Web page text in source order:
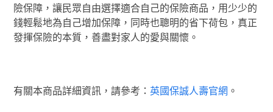
險保障，讓民眾自由選擇適合自己的保險商品，用少少的
錢輕鬆地為自己增加保障，同時也聰明的省下荷包，真正
發揮保險的本質，善盡對家人的愛與關懷。
有關本商品詳細資訊，請參考：英國保誠人壽官網 。